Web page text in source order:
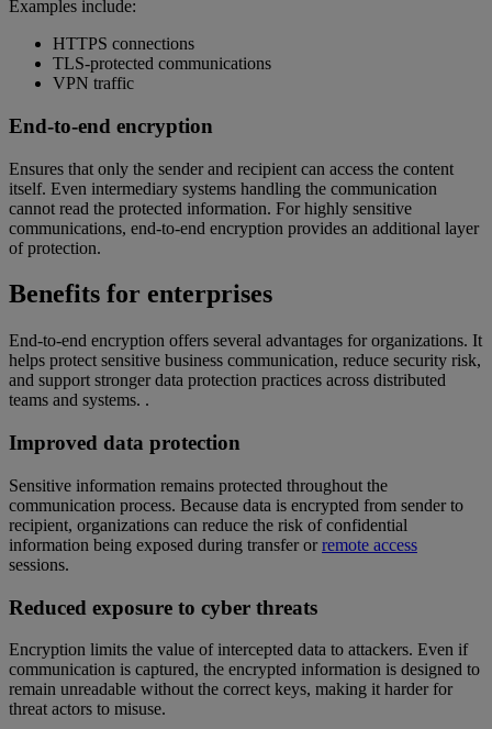
Examples include:
HTTPS connections
TLS-protected communications
VPN traffic
End-to-end encryption
Ensures that only the sender and recipient can access the content
itself. Even intermediary systems handling the communication
cannot read the protected information. For highly sensitive
communications, end-to-end encryption provides an additional layer
of protection.
Benefits for enterprises
End-to-end encryption offers several advantages for organizations. It
helps protect sensitive business communication, reduce security risk,
and support stronger data protection practices across distributed
teams and systems. .
Improved data protection
Sensitive information remains protected throughout the
communication process. Because data is encrypted from sender to
recipient, organizations can reduce the risk of confidential
information being exposed during transfer orremote access
sessions.
Reduced exposure to cyber threats
Encryption limits the value of intercepted data to attackers. Even if
communication is captured, the encrypted information is designed to
remain unreadable without the correct keys, making it harder for
threat actors to misuse.